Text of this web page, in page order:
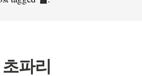
파리